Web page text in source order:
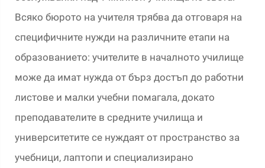
Всяко бюрото на учителя трябва да отговаря на
специфичните нужди на различните етапи на
образованието: учителите в началното училище
може да имат нужда от бърз достъп до работни
листове и малки учебни помагала, докато
преподавателите в средните училища и
университетите се нуждаят от пространство за
учебници, лаптопи и специализирано